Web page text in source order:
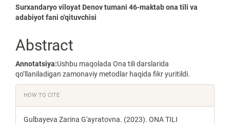
Main
Article
Content
Surxandaryo viloyat Denov tumani 46-maktab ona tili va
adabiyot fani o'qituvchisi
Abstract
Annotatsiya:Ushbu maqolada Ona tili darslarida
qo’llaniladigan zamonaviy metodlar haqida fikr yuritildi.
Article
Details
HOW TO CITE
Gulbayeva Zarina G'ayratovna. (2023). ONA TILI